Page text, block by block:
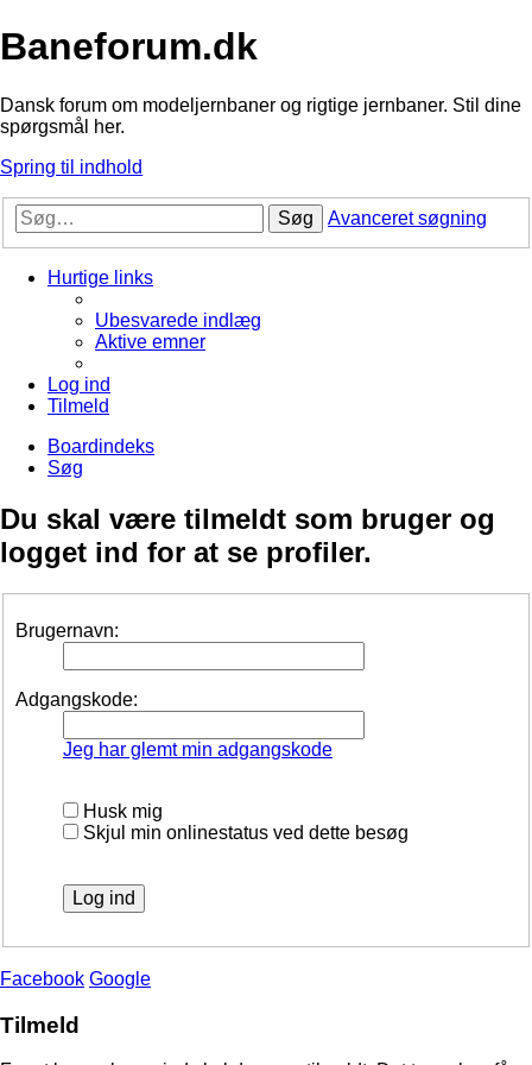
Baneforum.dk
Dansk forum om modeljernbaner og rigtige jernbaner. Stil dine
spørgsmål her.
Spring til indhold
Søg Avanceret søgning
Hurtige links
Ubesvarede indlæg
Aktive emner
Log ind
Tilmeld
Boardindeks
Søg
Du skal være tilmeldt som bruger og
logget ind for at se profiler.
Brugernavn:
Adgangskode:
Jeg har glemt min adgangskode
Husk mig
Skjul min onlinestatus ved dette besøg
Facebook Google
Tilmeld